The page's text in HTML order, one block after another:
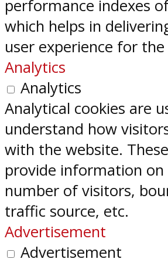
performance indexes
which helps in
user experience for
Analytics
Analytics
Analytical cookies are
understand how
with the website.
provide information
number of visitors,
traffic source, etc.
Advertisement
Advertisement